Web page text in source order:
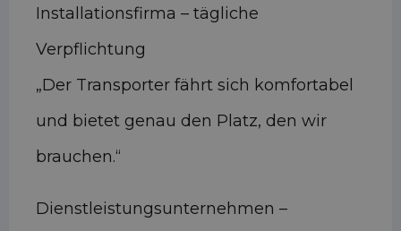
Installationsfirma – tägliche
Verpflichtung
„Der Transporter fährt sich komfortabel
und bietet genau den Platz, den wir
brauchen.“
Dienstleistungsunternehmen –